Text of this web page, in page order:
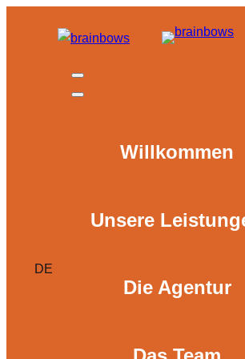
DE
Willkommen
Unsere
Die Agentur